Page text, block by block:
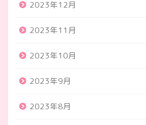
2023年12月
2023年11月
2023年10月
2023年9月
2023年8月